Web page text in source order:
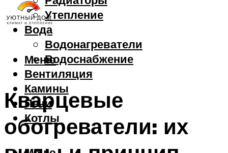
Утепление
Вода
Водонагреватели
Водоснабжение
Вентиляция
Камины
Печи
Котлы
Меню
Кварцевые
обогреватели: их